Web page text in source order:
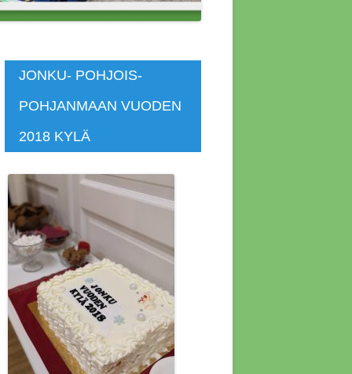
4.4.2014
7.4.2019
12.4.2015
1.11.2018
1.2.2022
1.8.2013
JONKU- POHJOIS-
POHJANMAAN VUODEN
2018 KYLÄ